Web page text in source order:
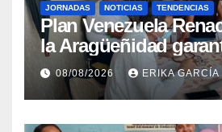
JORNADAS NOTICIAS TENDENCIAS
Plan Venezuela
la Aragüeñidad
atención médica
Aragua
08/08/2026 ERIKA GARCÍA